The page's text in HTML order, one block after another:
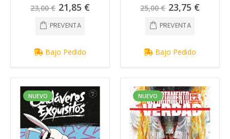
23,00 € Precio
especial
21,85 €
PREVENTA
Bajo Pedido
25,00 € Precio
especial
23,75 €
PREVENTA
Bajo Pedido
NUEVO NUEVO